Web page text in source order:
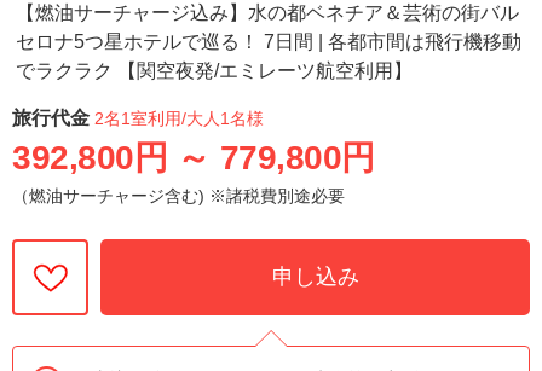
【燃油サーチャージ込み】水の都ベネチア＆芸術の街バル
セロナ5つ星ホテルで巡る！ 7日間 | 各都市間は飛行機移動
でラクラク 【関空夜発/エミレーツ航空利用】
旅行代金 2名1室利用/大人1名様
392,800円 ～ 779,800円
（燃油サーチャージ含む) ※諸税費別途必要
申し込み